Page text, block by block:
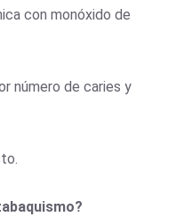
con monóxido de
número de caries y